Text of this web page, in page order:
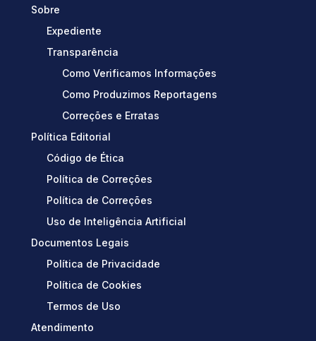
Sobre
Expediente
Transparência
Como Verificamos Informações
Como Produzimos Reportagens
Correções e Erratas
Política Editorial
Código de Ética
Política de Correções
Política de Correções
Uso de Inteligência Artificial
Documentos Legais
Política de Privacidade
Política de Cookies
Termos de Uso
Atendimento